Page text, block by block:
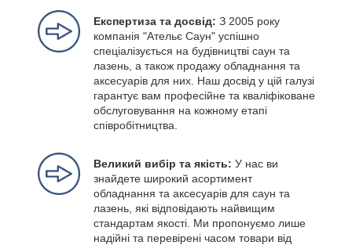
Експертиза та досвід: З 2005 року
компанія "Ательє Саун" успішно
спеціалізується на будівництві саун та
лазень, а також продажу обладнання та
аксесуарів для них. Наш досвід у цій галузі
гарантує вам професійне та кваліфіковане
обслуговування на кожному етапі
співробітництва.
Великий вибір та якість: У нас ви
знайдете широкий асортимент
обладнання та аксесуарів для саун та
лазень, які відповідають найвищим
стандартам якості. Ми пропонуємо лише
надійні та перевірені часом товари від